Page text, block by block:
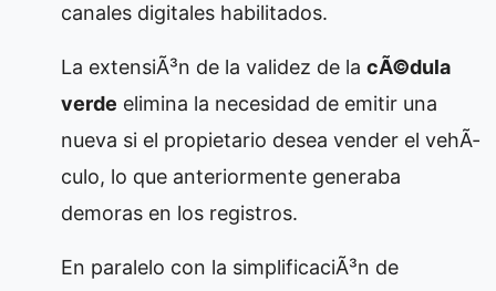
canales digitales habilitados.
La extensiÃ³n de la validez de la cÃ©dula
verde elimina la necesidad de emitir una
nueva si el propietario desea vender el vehÃ­
culo, lo que anteriormente generaba
demoras en los registros.
En paralelo con la simplificaciÃ³n de